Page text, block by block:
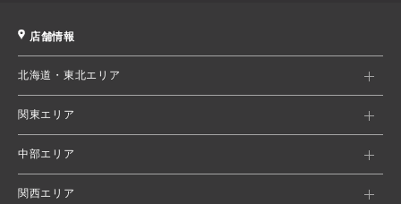
店舗情報
北海道・東北エリア
関東エリア
中部エリア
関西エリア